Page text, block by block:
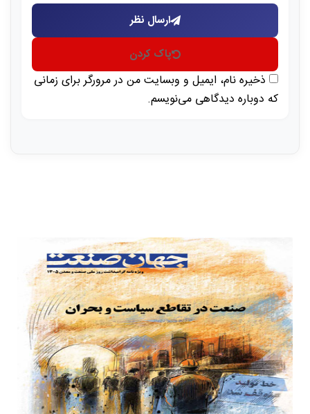
ارسال نظر
پاک کردن
ذخیره نام، ایمیل و وبسایت من در مرورگر برای زمانی
که دوباره دیدگاهی می‌نویسم.